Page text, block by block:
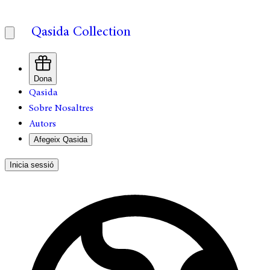
Qasida Collection
Dona
Qasida
Sobre Nosaltres
Autors
Afegeix Qasida
Inicia sessió